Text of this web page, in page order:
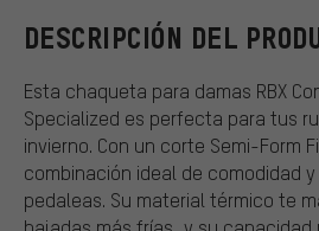
DESCRIPCIÓN DEL
Esta chaqueta para damas RBX
Specialized es perfecta para tus
invierno. Con un corte Semi-Form
combinación ideal de comodidad
pedaleas. Su material térmico te